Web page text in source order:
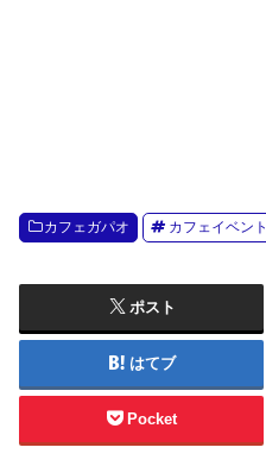
カフェガパオ カフェイベント
ポスト
はてブ
Pocket